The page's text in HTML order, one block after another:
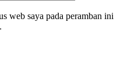
web saya pada peramban ini